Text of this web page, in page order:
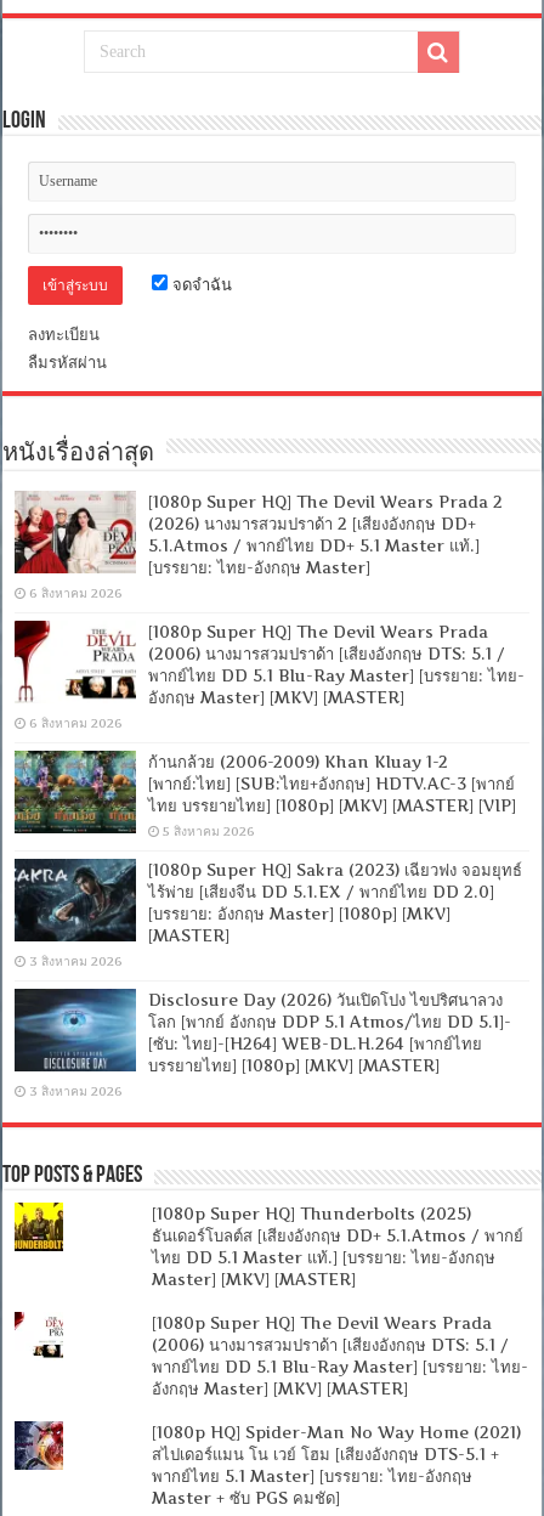
Stealing
คน
ทาง
โจร
5.1.Atmos
ไทย
5.1
ไทย-
Master]
[MKV]
Login
จดจำฉัน
ลงทะเบียน
ลืมรหัสผ่าน
หนังเรื่องล่าสุด
[1080p Super HQ] The Devil Wears Prada 2
(2026) นางมารสวมปราด้า 2 [เสียงอังกฤษ DD+
5.1.Atmos / พากย์ไทย DD+ 5.1 Master แท้.]
[บรรยาย: ไทย-อังกฤษ Master]
6 สิงหาคม 2026
[1080p Super HQ] The Devil Wears Prada
(2006) นางมารสวมปราด้า [เสียงอังกฤษ DTS: 5.1 /
พากย์ไทย DD 5.1 Blu-Ray Master] [บรรยาย: ไทย-
อังกฤษ Master] [MKV] [MASTER]
6 สิงหาคม 2026
ก้านกล้วย (2006-2009) Khan Kluay 1-2
[พากย์:ไทย] [SUB:ไทย+อังกฤษ] HDTV.AC-3 [พากย์
ไทย บรรยายไทย] [1080p] [MKV] [MASTER] [VIP]
5 สิงหาคม 2026
[1080p Super HQ] Sakra (2023) เฉียวฟง จอมยุทธ์
ไร้พ่าย [เสียงจีน DD 5.1.EX / พากย์ไทย DD 2.0]
[บรรยาย: อังกฤษ Master] [1080p] [MKV]
[MASTER]
3 สิงหาคม 2026
Disclosure Day (2026) วันเปิดโปง ไขปริศนาลวง
โลก [พากย์ อังกฤษ DDP 5.1 Atmos/ไทย DD 5.1]-
[ซับ: ไทย]-[H264] WEB-DL.H.264 [พากย์ไทย
บรรยายไทย] [1080p] [MKV] [MASTER]
3 สิงหาคม 2026
Top Posts & Pages
[1080p Super HQ] Thunderbolts (2025)
ธันเดอร์โบลต์ส [เสียงอังกฤษ DD+ 5.1.Atmos / พากย์
ไทย DD 5.1 Master แท้.] [บรรยาย: ไทย-อังกฤษ
Master] [MKV] [MASTER]
[1080p Super HQ] The Devil Wears Prada
(2006) นางมารสวมปราด้า [เสียงอังกฤษ DTS: 5.1 /
พากย์ไทย DD 5.1 Blu-Ray Master] [บรรยาย: ไทย-
อังกฤษ Master] [MKV] [MASTER]
[1080p HQ] Spider-Man No Way Home (2021)
สไปเดอร์แมน โน เวย์ โฮม [เสียงอังกฤษ DTS-5.1 +
พากย์ไทย 5.1 Master] [บรรยาย: ไทย-อังกฤษ
Master + ซับ PGS คมชัด]